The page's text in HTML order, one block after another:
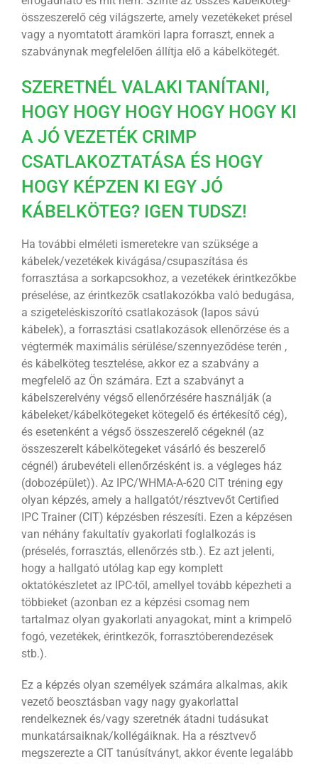
összeszerelő cég világszerte, amely vezetékeket présel
vagy a nyomtatott áramköri lapra forraszt, ennek a
szabványnak megfelelően állítja elő a kábelkötegét.
SZERETNÉL VALAKI TANÍTANI,
HOGY HOGY HOGY HOGY HOGY KI
A JÓ VEZETÉK CRIMP
CSATLAKOZTATÁSA ÉS HOGY
HOGY KÉPZEN KI EGY JÓ
KÁBELKÖTEG? IGEN TUDSZ!
Ha további elméleti ismeretekre van szüksége a
kábelek/vezetékek kivágása/csupaszítása és
forrasztása a sorkapcsokhoz, a vezetékek érintkezőkbe
préselése, az érintkezők csatlakozókba való bedugása,
a szigeteléskiszorító csatlakozások (lapos sávú
kábelek), a forrasztási csatlakozások ellenőrzése és a
végtermék maximális sérülése/szennyeződése terén ,
és kábelköteg tesztelése, akkor ez a szabvány a
megfelelő az Ön számára. Ezt a szabványt a
kábelszerelvény végső ellenőrzésére használják (a
kábeleket/kábelkötegeket kötegelő és értékesítő cég),
és esetenként a végső összeszerelő cégeknél (az
összeszerelt kábelkötegeket vásárló és beszerelő
cégnél) árubevételi ellenőrzésként is. a végleges ház
(dobozépület)). Az IPC/WHMA-A-620 CIT tréning egy
olyan képzés, amely a hallgatót/résztvevőt Certified
IPC Trainer (CIT) képzésben részesíti. Ezen a képzésen
van néhány fakultatív gyakorlati foglalkozás is
(préselés, forrasztás, ellenőrzés stb.). Ez azt jelenti,
hogy a hallgató utólag kap egy komplett
oktatókészletet az IPC-től, amellyel tovább képezheti a
többieket (azonban ez a képzési csomag nem
tartalmaz olyan gyakorlati anyagokat, mint a krimpelő
fogó, vezetékek, érintkezők, forrasztóberendezések
stb.).
Ez a képzés olyan személyek számára alkalmas, akik
vezető beosztásban vagy nagy gyakorlattal
rendelkeznek és/vagy szeretnék átadni tudásukat
munkatársaiknak/kollégáiknak. Ha a résztvevő
megszerezte a CIT tanúsítványt, akkor évente legalább